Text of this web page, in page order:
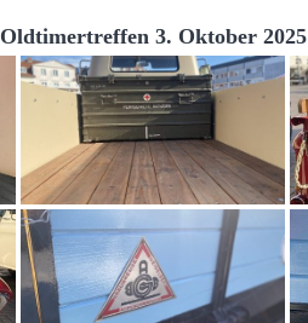
Oldtimertreffen 3. Oktober 2025